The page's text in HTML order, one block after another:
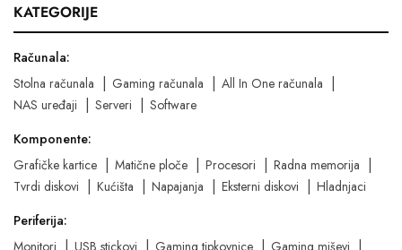
KATEGORIJE
Računala:
Stolna računala
Gaming računala
All In One računala
NAS uređaji
Serveri
Software
Komponente:
Grafičke kartice
Matične ploče Procesori
Radna memorija
Tvrdi diskovi
Kućišta Napajanja Eksterni diskovi
Hladnjaci
Periferija:
Monitori
USB stickovi Gaming tipkovnice Gaming miševi